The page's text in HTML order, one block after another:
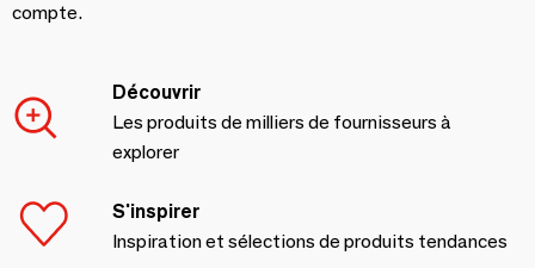
compte.
Découvrir
Les produits de milliers de fournisseurs à
explorer
S'inspirer
Inspiration et sélections de produits tendances